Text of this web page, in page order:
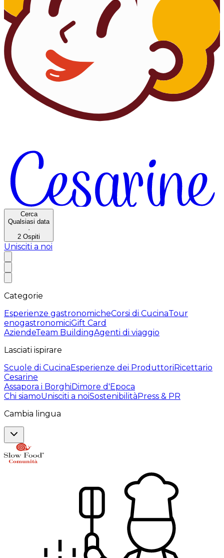
Cerca
Qualsiasi data
·
2 Ospiti
Unisciti a noi
Categorie
Esperienze gastronomicheCorsi di CucinaTour
enogastronomiciGift Card
AziendeTeam BuildingAgenti di viaggio
Lasciati ispirare
Scuole di CucinaEsperienze dei ProduttoriRicettario
Cesarine
Assapora i BorghiDimore d'Epoca
Chi siamoUnisciti a noiSostenibilitàPress & PR
Cambia lingua